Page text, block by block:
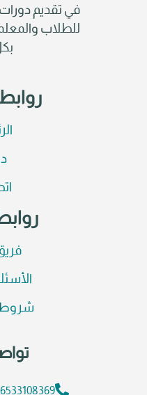
في تقديم
للطلاب
شروط